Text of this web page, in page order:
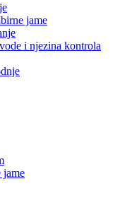
jame
i njezina kontrola
jame